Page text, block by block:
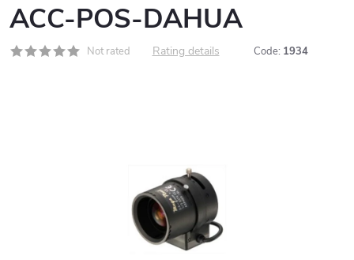
ACC-POS-DAHUA
Not rated Rating details Code: 1934